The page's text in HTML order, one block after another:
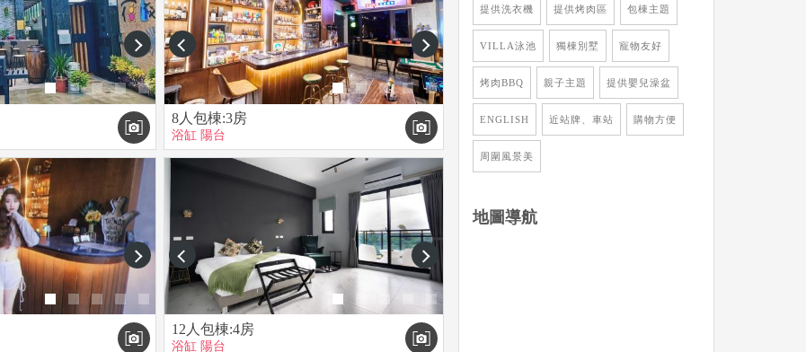
next prev next
8人包棟:3房
浴缸 陽台
next prev next
12人包棟:4房
浴缸 陽台
提供洗衣機 提供烤肉區 包棟主題
VILLA泳池 獨棟別墅 寵物友好
烤肉BBQ 親子主題 提供嬰兒澡盆
ENGLISH 近站牌、車站 購物方便
周圍風景美
地圖導航